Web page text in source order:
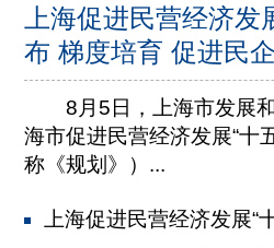
上海促进民营经济发
布 梯度培育 促进民
8月5日，上海市发展和
海市促进民营经济发展“十
称《规划》）...